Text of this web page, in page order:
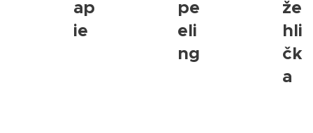
ap
ie
pe
eli
ng
že
hli
čk
a